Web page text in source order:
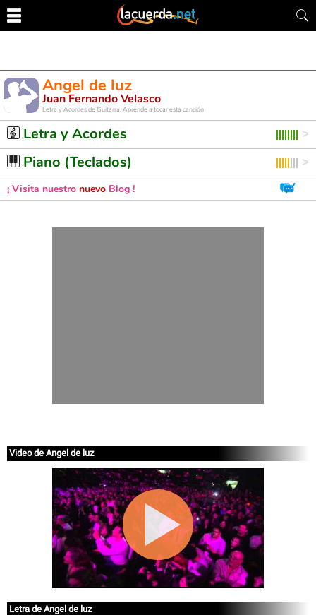
Angel de luz
Juan Fernando Velasco
Letra y Acordes de Guitarra. Aprende a tocar esta canción
Letra y Acordes
Piano (Teclados)
¡ Visita nuestro nuevo Blog !
Video de Angel de luz
Letra de Angel de luz